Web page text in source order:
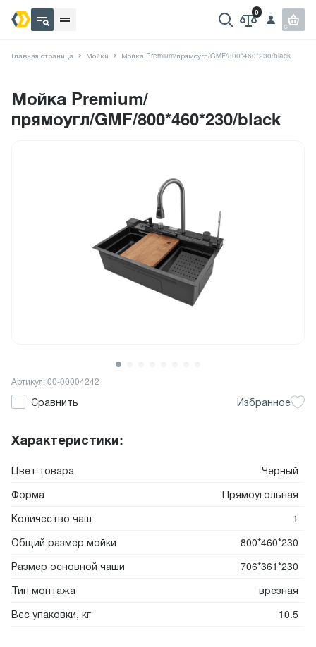
Главная страница Мойки Мойка Premium/прямоугл/GMF/800*460*230/black
Мойка Premium/
прямоугл/GMF/800*460*230/black
Сравнить Избранное
Артикул: 00-00004242
Характеристики:
Цвет товара
Черный
Форма
Прямоугольная
Количество чаш
1
Общий размер мойки
800*460*230
Размер основной чаши
706*361*230
Тип монтажа
врезная
Вес упаковки, кг
10.5